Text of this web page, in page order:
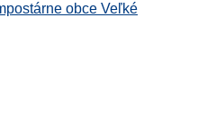
obce Veľké